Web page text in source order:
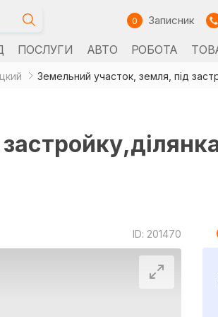
0 Записник
ПОСЛУГИ АВТО РОБОТА
Земельний участок, земля, під
ID: 201470